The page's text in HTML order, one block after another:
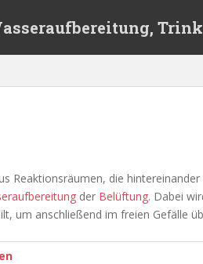
Reaktionsräumen, die
der Belüftung. Dabei
um anschließend im freien Gefälle